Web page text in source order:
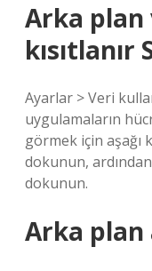
Arka plan
kısıtlanır
Ayarlar > Veri
uygulamaların
görmek için aşağı
dokunun,
dokunun.
Arka plan